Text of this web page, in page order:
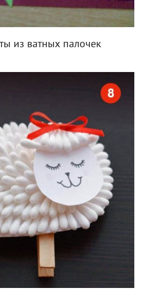
из ватных палочек